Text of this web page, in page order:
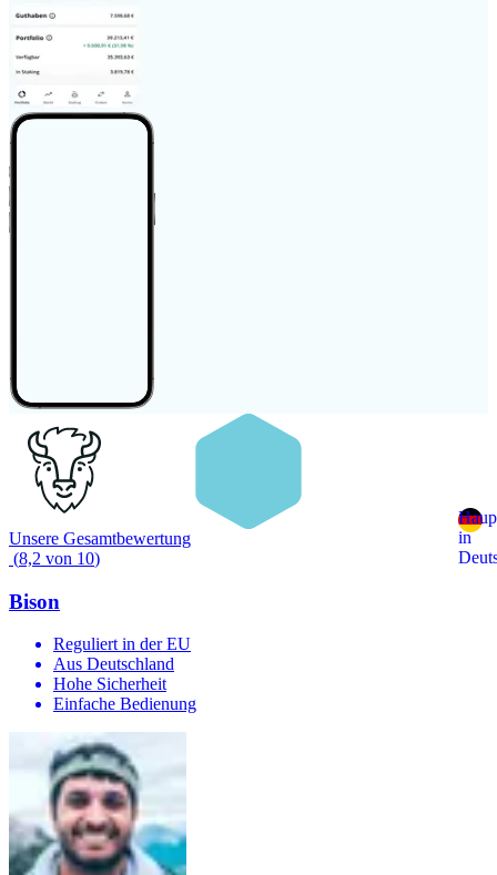
in
Unsere Gesamtbewertung
(8,2 von 10)
Bison
Reguliert in der EU
Aus Deutschland
Hohe Sicherheit
Einfache Bedienung